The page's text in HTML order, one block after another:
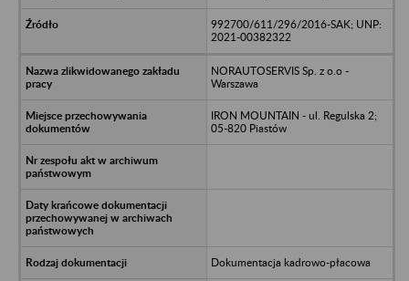
992700/611/296/2016-SAK; UNP:
2021-00382322
NORAUTOSERVIS Sp. z o.o -
Warszawa
IRON MOUNTAIN - ul. Regulska 2;
05-820 Piastów
Dokumentacja kadrowo-płacowa